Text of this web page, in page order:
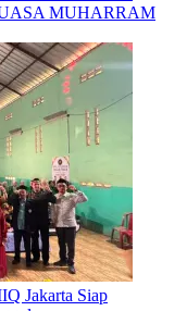
MUHARRAM
Jakarta Siap